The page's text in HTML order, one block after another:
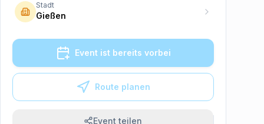
Stadt
Gießen
Event ist bereits vorbei
Route planen
Event teilen